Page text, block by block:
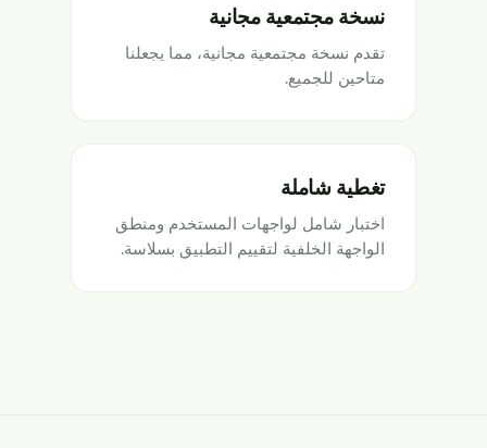
نسخة مجتمعية مجانية
تقدم نسخة مجتمعية مجانية، مما يجعلنا
متاحين للجميع.
تغطية شاملة
اختبار شامل لواجهات المستخدم ومنطق
الواجهة الخلفية لتقييم التطبيق بسلاسة.